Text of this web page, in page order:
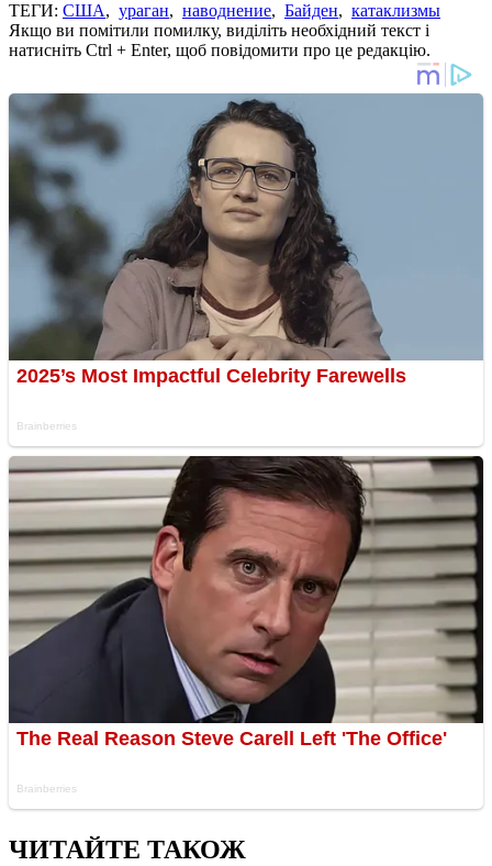
ТЕГИ: США, ураган, наводнение, Байден, катаклизмы
Якщо ви помітили помилку, виділіть необхідний текст і
натисніть Ctrl + Enter, щоб повідомити про це редакцію.
ЧИТАЙТЕ ТАКОЖ